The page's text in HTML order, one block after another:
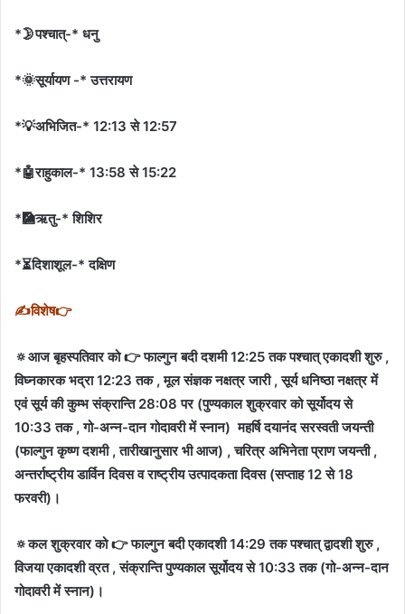
*🌛पश्चात्-* धनु
*🌞सूर्यायण -* उत्तरायण
*💡अभिजित-* 12:13 से 12:57
*🤖राहुकाल-* 13:58 से 15:22
*🎑ऋतु-* शिशिर
*⏳दिशाशूल-* दक्षिण
✍विशेष👉
🔅आज बृहस्पतिवार को 👉 फाल्गुन बदी दशमी 12:25 तक पश्चात् एकादशी शुरु ,
विघ्नकारक भद्रा 12:23 तक , मूल संज्ञक नक्षत्र जारी , सूर्य धनिष्ठा नक्षत्र में
एवं सूर्य की कुम्भ संक्रान्ति 28:08 पर (पुण्यकाल शुक्रवार को सूर्योदय से
10:33 तक , गो-अन्न-दान गोदावरी में स्नान) महर्षि दयानंद सरस्वती जयन्ती
(फाल्गुन कृष्ण दशमी , तारीखानुसार भी आज) , चरित्र अभिनेता प्राण जयन्ती ,
अन्तर्राष्ट्रीय डार्विन दिवस व राष्ट्रीय उत्पादकता दिवस (सप्ताह 12 से 18
फरवरी)।
🔅कल शुक्रवार को 👉 फाल्गुन बदी एकादशी 14:29 तक पश्चात् द्वादशी शुरु ,
विजया एकादशी व्रत , संक्रान्ति पुण्यकाल सूर्योदय से 10:33 तक (गो-अन्न-दान
गोदावरी में स्नान)।